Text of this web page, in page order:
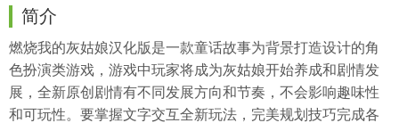
简介
燃烧我的灰姑娘汉化版是一款童话故事为背景打造设计的角
色扮演类游戏，游戏中玩家将成为灰姑娘开始养成和剧情发
展，全新原创剧情有不同发展方向和节奏，不会影响趣味性
和可玩性。要掌握文字交互全新玩法，完美规划技巧完成各